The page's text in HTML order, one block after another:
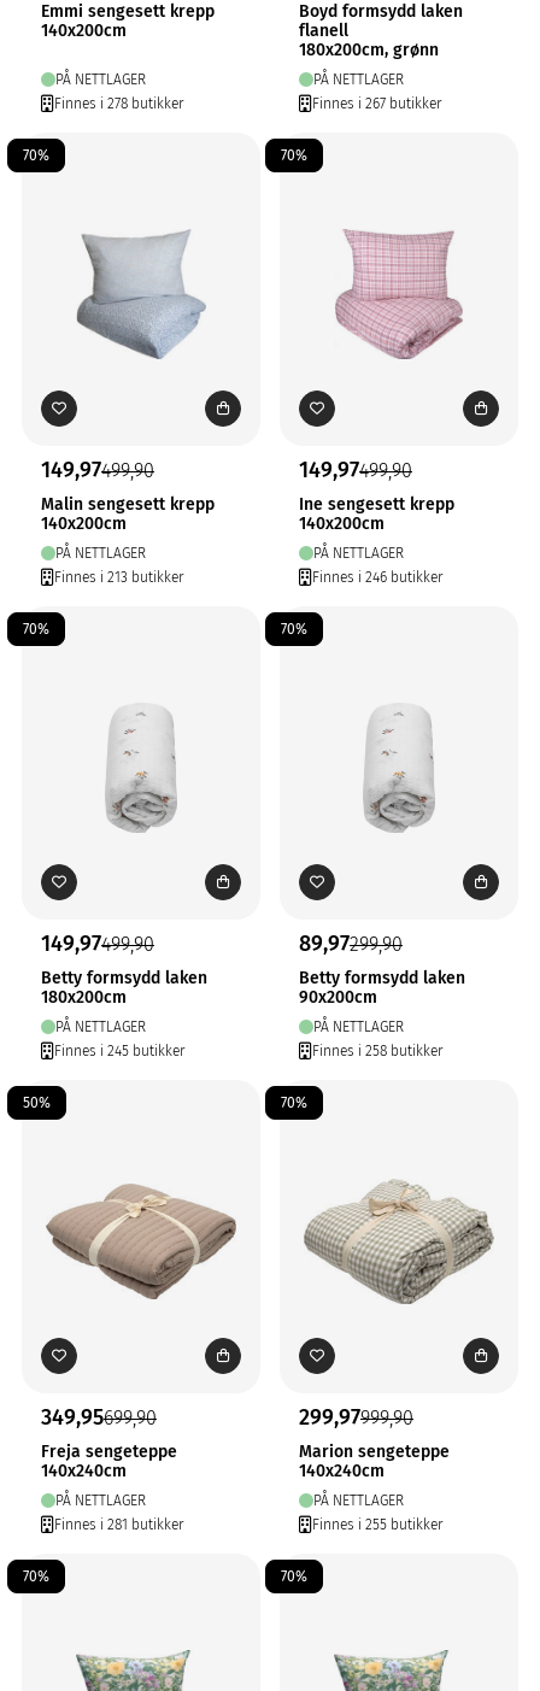
Emmi sengesett krepp
140x200cm
PÅ NETTLAGER
Finnes i 278 butikker
Boyd formsydd laken
flanell
180x200cm, grønn
PÅ NETTLAGER
Finnes i 267 butikker
70%
149,97499,90
Malin sengesett krepp
140x200cm
PÅ NETTLAGER
Finnes i 213 butikker
70%
149,97499,90
Ine sengesett krepp
140x200cm
PÅ NETTLAGER
Finnes i 246 butikker
70%
149,97499,90
Betty formsydd laken
180x200cm
PÅ NETTLAGER
Finnes i 245 butikker
70%
89,97299,90
Betty formsydd laken
90x200cm
PÅ NETTLAGER
Finnes i 258 butikker
50%
349,95699,90
Freja sengeteppe
140x240cm
PÅ NETTLAGER
Finnes i 281 butikker
70%
299,97999,90
Marion sengeteppe
140x240cm
PÅ NETTLAGER
Finnes i 255 butikker
70% 70%